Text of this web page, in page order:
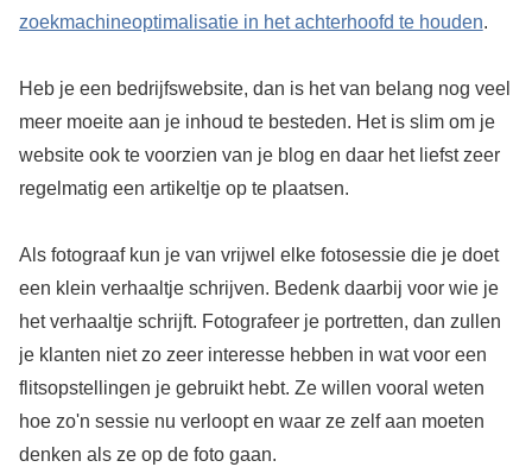
zoekmachineoptimalisatie in het achterhoofd te houden.
Heb je een bedrijfswebsite, dan is het van belang nog veel
meer moeite aan je inhoud te besteden. Het is slim om je
website ook te voorzien van je blog en daar het liefst zeer
regelmatig een artikeltje op te plaatsen.
Als fotograaf kun je van vrijwel elke fotosessie die je doet
een klein verhaaltje schrijven. Bedenk daarbij voor wie je
het verhaaltje schrijft. Fotografeer je portretten, dan zullen
je klanten niet zo zeer interesse hebben in wat voor een
flitsopstellingen je gebruikt hebt. Ze willen vooral weten
hoe zo'n sessie nu verloopt en waar ze zelf aan moeten
denken als ze op de foto gaan.